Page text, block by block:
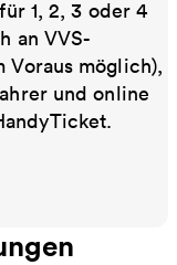
1, 2, 3 oder 4
an VVS-
Voraus möglich),
und online